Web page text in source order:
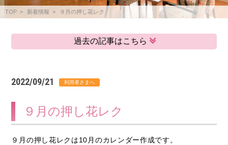
TOP 新着情報 ９月の押し花レク
過去の記事はこちら
2022/09/21
９月の押し花レク
９月の押し花レクは10月のカレンダー作成です。